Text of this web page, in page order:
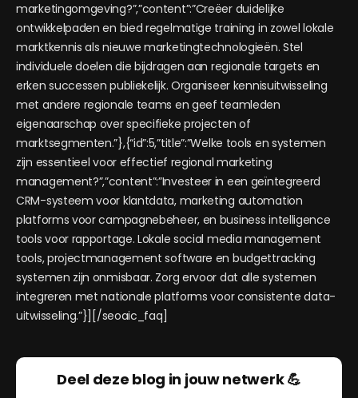
marketingomgeving?”,”content”:”Creëer duidelijke
ontwikkelpaden en bied regelmatige training in zowel lokale
marktkennis als nieuwe marketingtechnologieën. Stel
individuele doelen die bijdragen aan regionale targets en
erken successen publiekelijk. Organiseer kennisuitwisseling
met andere regionale teams en geef teamleden
eigenaarschap over specifieke projecten of
marktsegmenten.”},{“id”:5,”title”:”Welke tools en systemen
zijn essentieel voor effectief regional marketing
management?”,”content”:”Investeer in een geïntegreerd
CRM-systeem voor klantdata, marketing automation
platforms voor campagnebeheer, en business intelligence
tools voor rapportage. Lokale social media management
tools, projectmanagement software en budgettracking
systemen zijn onmisbaar. Zorg ervoor dat alle systemen
integreren met nationale platforms voor consistente data-
uitwisseling.”}][/seoaic_faq]
Deel deze blog in jouw netwerk 💪